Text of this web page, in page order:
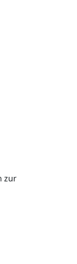
zur